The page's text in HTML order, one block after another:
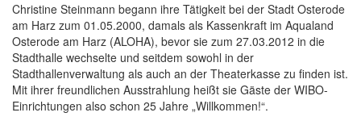
Christine Steinmann begann ihre Tätigkeit bei der Stadt Osterode
am Harz zum 01.05.2000, damals als Kassenkraft im Aqualand
Osterode am Harz (ALOHA), bevor sie zum 27.03.2012 in die
Stadthalle wechselte und seitdem sowohl in der
Stadthallenverwaltung als auch an der Theaterkasse zu finden ist.
Mit ihrer freundlichen Ausstrahlung heißt sie Gäste der WIBO-
Einrichtungen also schon 25 Jahre „Willkommen!“.